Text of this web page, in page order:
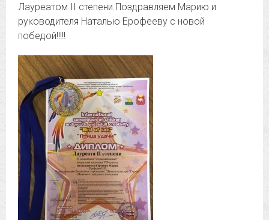
Лауреатом II степени.Поздравляем Марию и
руководителя Наталью Ерофееву с новой
победой!!!!!